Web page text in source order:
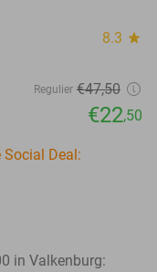
8.3 star
Regulier €47,50
€22,50
Deal:
in Valkenburg: